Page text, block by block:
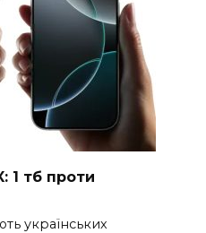
1 тб проти
українських